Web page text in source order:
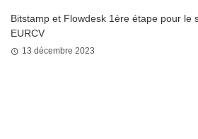
Bitstamp et Flowdesk 1ère étape pour le
EURCV
13 décembre 2023